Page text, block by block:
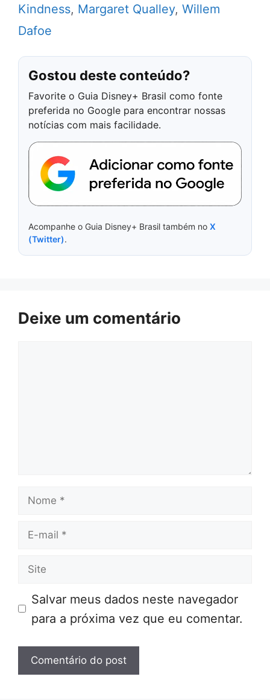
Kindness, Margaret Qualley, Willem
Dafoe
Gostou deste conteúdo?
Favorite o Guia Disney+ Brasil como fonte
preferida no Google para encontrar nossas
notícias com mais facilidade.
Acompanhe o Guia Disney+ Brasil também no X
(Twitter).
Deixe um comentário
Nome
E-
Site
Salvar meus dados neste navegador
para a próxima vez que eu comentar.